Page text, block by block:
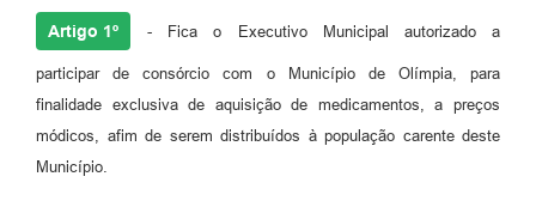
Artigo 1º - Fica o Executivo Municipal autorizado a
participar de consórcio com o Município de Olímpia, para
finalidade exclusiva de aquisição de medicamentos, a preços
módicos, afim de serem distribuídos à população carente deste
Município.